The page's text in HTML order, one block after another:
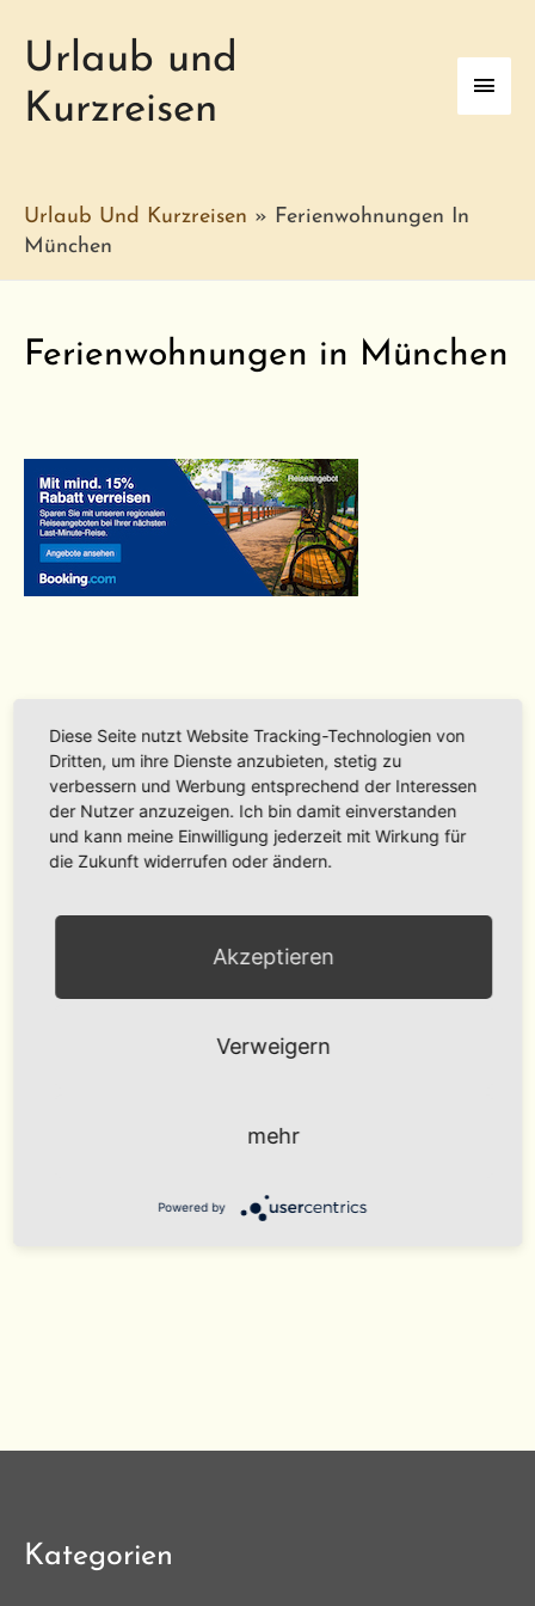
Urlaub und
Kurzreisen
Urlaub Und Kurzreisen » Ferienwohnungen In
München
Ferienwohnungen in München
Kategorien
Diese Seite nutzt Website Tracking-Technologien von
Dritten, um ihre Dienste anzubieten, stetig zu
verbessern und Werbung entsprechend der Interessen
der Nutzer anzuzeigen. Ich bin damit einverstanden
und kann meine Einwilligung jederzeit mit Wirkung für
die Zukunft widerrufen oder ändern.
Akzeptieren
Verweigern
mehr
Powered by